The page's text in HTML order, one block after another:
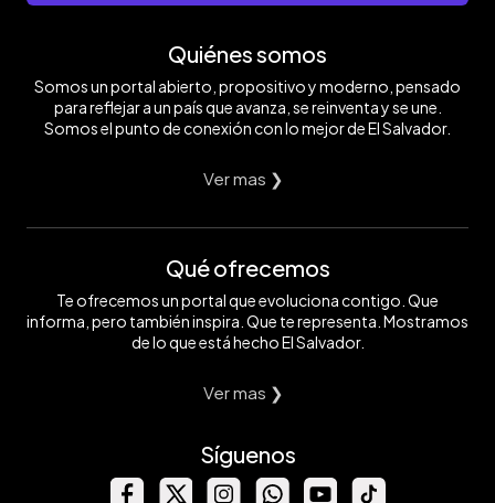
Quiénes somos
Somos un portal abierto, propositivo y moderno, pensado
para reflejar a un país que avanza, se reinventa y se une.
Somos el punto de conexión con lo mejor de El Salvador.
Ver mas ❯
Qué ofrecemos
Te ofrecemos un portal que evoluciona contigo. Que
informa, pero también inspira. Que te representa. Mostramos
de lo que está hecho El Salvador.
Ver mas ❯
Síguenos